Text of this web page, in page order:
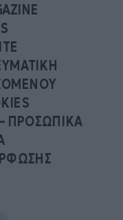
ΠΡΟΣΩΠΙΚΑ